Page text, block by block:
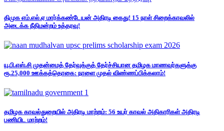
திமுக எம்.எல்.ஏ மார்க்கண்டேயன் அதிரடி கைது! 15 நாள் சிறைக்காவலில்
அடைக்க நீதிமன்றம் உத்தரவு!
யு.பி.எஸ்.சி முதன்மைத் தேர்வுக்குத் தேர்ச்சியான தமிழக மாணவர்களுக்கு
ரூ.25,000 ஊக்கத்தொகை: நாளை முதல் விண்ணப்பிக்கலாம்!
தமிழக காவல்துறையில் அதிரடி மாற்றம்: 56 உயர் காவல் அதிகாரிகள் அதிரடி
பணியிட மாற்றம்!